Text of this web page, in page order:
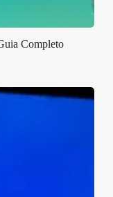
Completo